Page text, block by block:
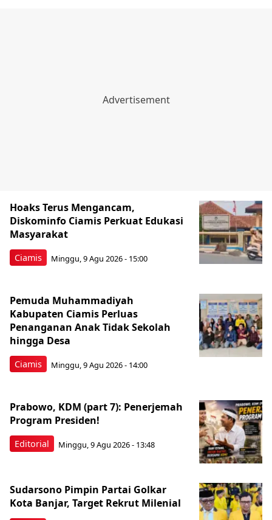
Ciamis
Hoaks Terus Mengancam,
Diskominfo Ciamis Perkuat Edukasi
Masyarakat
Minggu, 9 Agu 2026 - 15:00
Ciamis
Pemuda Muhammadiyah
Kabupaten Ciamis Perluas
Penanganan Anak Tidak Sekolah
hingga Desa
Minggu, 9 Agu 2026 - 14:00
Editorial
Prabowo, KDM (part 7): Penerjemah
Program Presiden!
Minggu, 9 Agu 2026 - 13:48
Sudarsono Pimpin Partai Golkar
Kota Banjar, Target Rekrut Milenial